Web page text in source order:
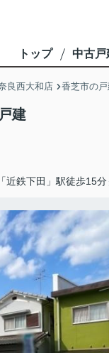
トップ 中古戸
良西大和店 香芝市の
建
近鉄下田」駅徒歩15分